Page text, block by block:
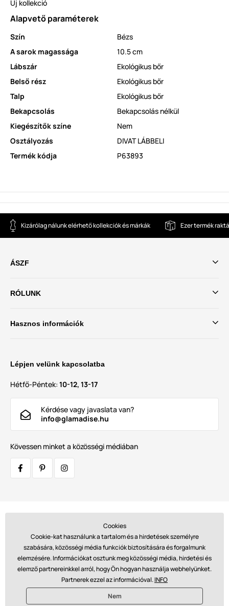
Új kollekció
Alapvető paraméterek
Szín
Bézs
A sarok magassága
10.5 cm
Lábszár
Ekológikus bőr
Belső rész
Ekológikus bőr
Talp
Ekológikus bőr
Bekapcsolás
Bekapcsolás nélkül
Kiegészítők színe
Nem
Osztályozás
DIVAT LÁBBELI
Termék kódja
P63893
Kizárólag nálunk elérhető kollekciók és márkák Ezer termék
ÁSZF
RÓLUNK
Hasznos információk
Lépjen velünk kapcsolatba
Hétfő-Péntek: 10-12, 13-17
Kérdése vagy javaslata van?
info@glamadise.hu
Kövessen minket a közösségi médiában
Fizetések:
Cookies
Cookie-kat használunk a tartalom és a hirdetések személyre
szabására, közösségi média funkciók biztosítására és forgalmunk
elemzésére. Információkat osztunk meg közösségi média, hirdetési és
elemző partnereinkkel arról, hogy Ön hogyan használja webhelyünket.
Partnerek ezzel az információval.INFO
Nem